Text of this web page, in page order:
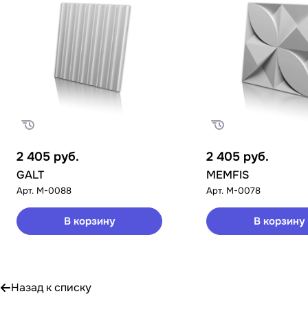
2 405 руб.
GALT
Арт. M-0088
В корзину
2 405 руб.
MEMFIS
Арт. M-0078
В корзину
Назад к списку